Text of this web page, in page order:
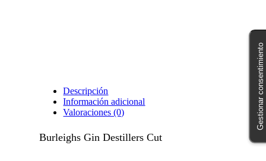
Descripción
Información adicional
Valoraciones (0)
Burleighs Gin Destillers Cut
Gestionar consentimiento